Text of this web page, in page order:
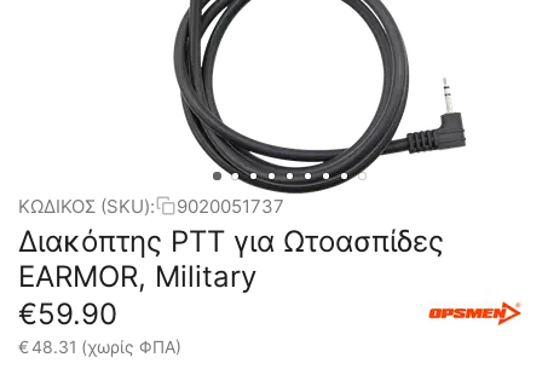
ΚΩΔΙΚΟΣ (SKU): 9020051737
Διακόπτης PTT για Ωτοασπίδες
EARMOR, Military
€59.90
€48.31 (χωρίς ΦΠΑ)